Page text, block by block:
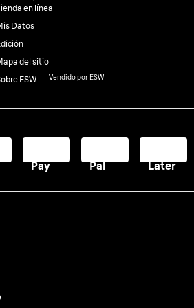
en línea
Datos
del sitio
ESW⠀-⠀ Vendido por ESW
Pay
Pal
Later